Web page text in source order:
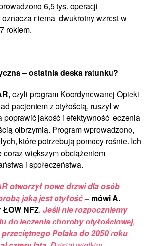
6,5 tys. operacji
niemal dwukrotny wzrost w
rokiem.
– ostatnia deska ratunku?
czyli program Koordynowanej Opieki
pacjentem z otyłością, ruszył w
poprawić jakość i efektywność leczenia
olbrzymią. Program wprowadzono,
które potrzebują pomocy rośnie. Ich
coraz większym obciążeniem
i społeczeństwa.
otworzył nowe drzwi dla osób
jaką jest otyłość– mówi A.
NFZ. Jeśli nie rozpoczniemy
do leczenia choroby otyłościowej,
Polaka do 2050 roku